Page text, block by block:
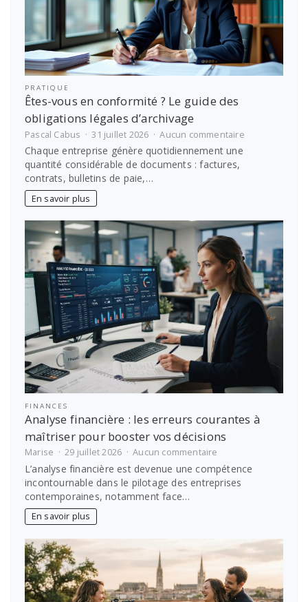
PRATIQUE
Êtes-vous en conformité ? Le guide des
obligations légales d’archivage
Pascal Cabus 31 juillet 2026 Aucun commentairesur
des
obligations
légales
d’archivage
Chaque entreprise génère quotidiennement une
quantité considérable de documents : factures,
contrats, bulletins de paie,…
En savoir plus
FINANCES
Analyse financière : les erreurs courantes à
maîtriser pour booster vos décisions
Marise 29 juillet 2026 Aucun commentaire
Analyse
financière
:
maîtriser
pour
booster
vos
décisions
L’analyse financière est devenue une compétence
incontournable dans le pilotage des entreprises
contemporaines, notamment face…
En savoir plus